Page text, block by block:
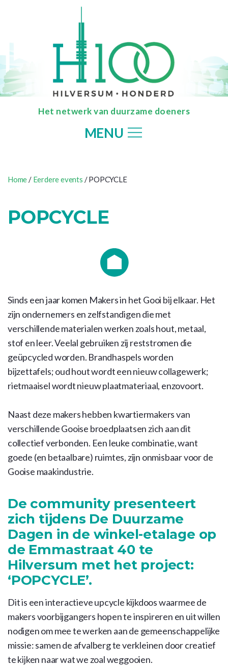
Het netwerk van duurzame doeners
MENU
Home/ Eerdere events / POPCYCLE
POPCYCLE
Sinds een jaar komen Makers in het Gooi bij elkaar. Het
zijn ondernemers en zelfstandigen die met
verschillende materialen werken zoals hout, metaal,
stof en leer. Veelal gebruiken zij reststromen die
geüpcycled worden. Brandhaspels worden
bijzettafels; oud hout wordt een nieuw collagewerk;
rietmaaisel wordt nieuw plaatmateriaal, enzovoort.
Naast deze makers hebben kwartiermakers van
verschillende Gooise broedplaatsen zich aan dit
collectief verbonden. Een leuke combinatie, want
goede (en betaalbare) ruimtes, zijn onmisbaar voor de
Gooise maakindustrie.
De community presenteert
zich tijdens De Duurzame
Dagen in de winkel-etalage op
de Emmastraat 40 te
Hilversum met het project:
‘POPCYCLE’.
Dit is een interactieve upcycle kijkdoos waarmee de
makers voorbijgangers hopen te inspireren en uit willen
nodigen om mee te werken aan de gemeenschappelijke
missie: samen de afvalberg te verkleinen door creatief
te kijken naar wat we zoal weggooien.